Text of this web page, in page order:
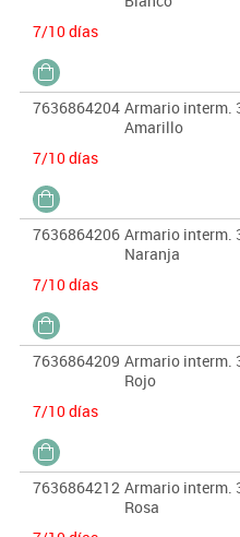
Importante:
El mobiliario se pide por
abonará más del 90% del valor
7/10 días
7636864204 Armario interm.
Amarillo
7/10 días
7636864206 Armario interm.
Naranja
7/10 días
7636864209 Armario interm.
Rojo
7/10 días
7636864212 Armario interm.
Rosa